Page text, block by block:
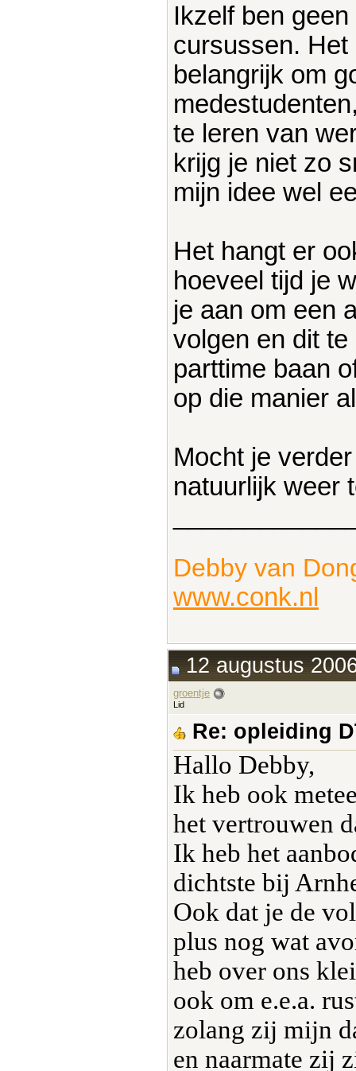
Ikzelf ben
cursussen.
belangrijk om
te leren van
krijg je niet zo
mijn idee wel
Het hangt er
hoeveel tijd je
je aan om een
volgen en dit
parttime baan
op die manier
Mocht je
natuurlijk weer
Debby van
www.conk.nl
12 augustus
groentje
Lid
Re: opleiding
Hallo Debby,
Ik heb ook
het vertrouwen
Ik heb het
dichtste bij
Ook dat je de
plus nog wat
heb over ons
ook om e.e.a.
zolang zij mijn
en naarmate zij